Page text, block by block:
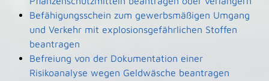
Befähigungsschein zum gewerbsmäßigen Umgang
und Verkehr mit explosionsgefährlichen Stoffen
beantragen
Befreiung von der Dokumentation einer
Risikoanalyse wegen Geldwäsche beantragen